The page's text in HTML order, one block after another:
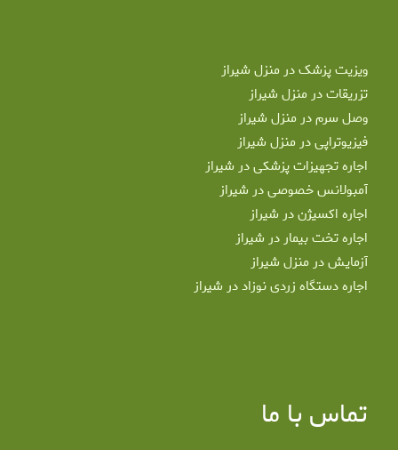
ویزیت پزشک در منزل شیراز
تزریقات در منزل شیراز
وصل سرم در منزل شیراز
فیزیوتراپی در منزل شیراز
اجاره تجهیزات پزشکی در شیراز
آمبولانس خصوصی در شیراز
اجاره اکسیژن در شیراز
اجاره تخت بیمار در شیراز
آزمایش در منزل شیراز
اجاره دستگاه زردی نوزاد در شیراز
تماس با ما